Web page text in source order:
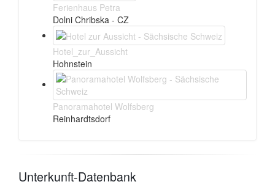
Ferienhaus Petra
Dolni Chribska - CZ
Hotel_zur_Aussicht
Hohnstein
Panoramahotel Wolfsberg
Reinhardtsdorf
Unterkunft-Datenbank